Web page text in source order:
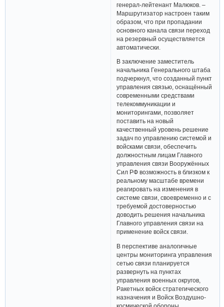
генерал-лейтенант Малюков. –
Маршрутизатор настроен таким
образом, что при пропадании
основного канала связи переход
на резервный осуществляется
автоматически.
В заключение заместитель
начальника Генерального штаба
подчеркнул, что созданный пункт
управления связью, оснащённый
современными средствами
телекоммуникации и
мониторингами, позволяет
поставить на новый
качественный уровень решение
задач по управлению системой и
войсками связи, обеспечить
должностным лицам Главного
управления связи Вооружённых
Сил РФ возможность в близком к
реальному масштабе времени
реагировать на изменения в
системе связи, своевременно и с
требуемой достоверностью
доводить решения начальника
Главного управления связи на
применение войск связи.
В перспективе аналогичные
центры мониторинга управления
сетью связи планируется
развернуть на пунктах
управления военных округов,
Ракетных войск стратегического
назначения и Войск Воздушно-
космической обороны.